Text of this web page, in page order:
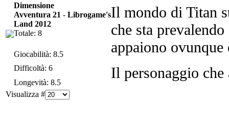
Il mondo di Titan
che sta
appaiono
Il personaggio
Dimensione
Avventura 21 - Librogame's
Land 2012
Totale: 8
Giocabilità: 8.5
Difficoltà: 6
Longevità: 8.5
Visualizza #